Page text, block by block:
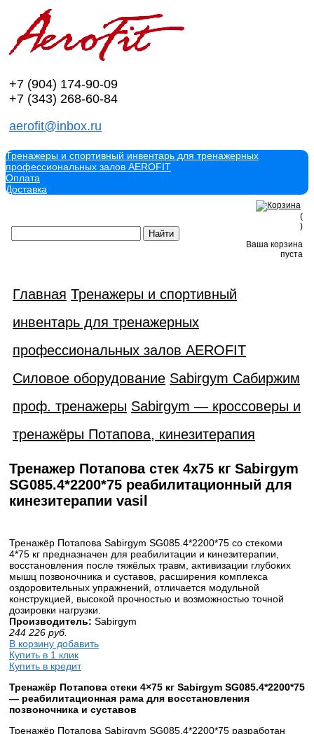
+7 (904) 174-90-09
+7 (343) 268-60-84
aerofit@inbox.ru
Тренажеры и спортивный инвентарь для тренажерных
профессиональных залов AEROFIT
Оплата
Доставка
(
)
Ваша корзина
пуста
Главная Тренажеры и спортивный
инвентарь для тренажерных
профессиональных залов AEROFIT
Силовое оборудование Sabirgym Сабиржим
проф. тренажеры Sabirgym — кроссоверы и
тренажёры Потапова, кинезитерапия
Тренажер Потапова стек 4х75 кг Sabirgym
SG085.4*2200*75 реабилитационный для
кинезитерапии vasil
Тренажёр Потапова Sabirgym SG085.4*2200*75 со стекоми
4*75 кг предназначен для реабилитации и кинезитерапии,
восстановления после тяжёлых травм, активизации глубоких
мышц позвоночника и суставов, расширения комплекса
оздоровительных упражнений, отличается модульной
конструкцией, высокой прочностью и возможностью точной
дозировки нагрузки.
Производитель: Sabirgym
244 226 руб.
В корзину добавить
Купить в 1 клик
Купить в кредит
Тренажёр Потапова стеки 4×75 кг Sabirgym SG085.4*2200*75
— реабилитационная рама для восстановления
позвоночника и суставов
Тренажёр Потапова Sabirgym SG085.4*2200*75 разработан